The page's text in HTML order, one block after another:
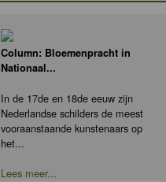
Column: Bloemenpracht in
Nationaal...
In de 17de en 18de eeuw zijn
Nederlandse schilders de meest
vooraanstaande kunstenaars op
het...
Lees meer...